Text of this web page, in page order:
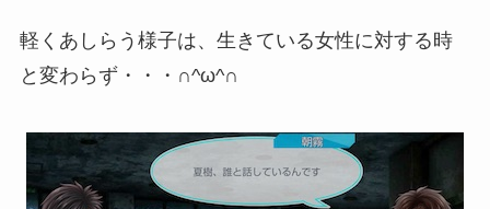
軽くあしらう様子は、生きている女性に対する時
と変わらず・・・∩^ω^∩